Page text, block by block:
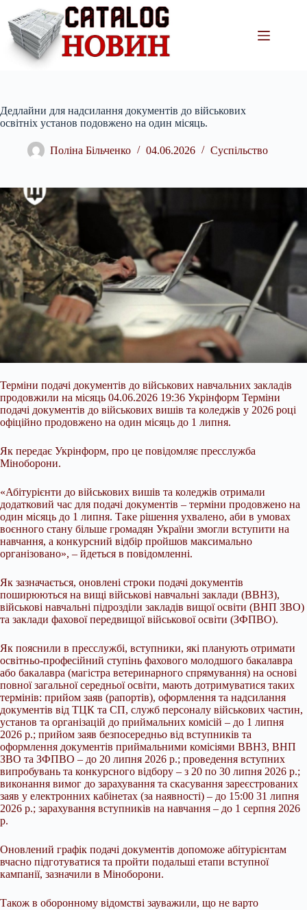
вмісту
Дедлайни для надсилання документів до військових
освітніх установ подовжено на один місяць.
Поліна Більченко 04.06.2026 Суспільство
Терміни подачі документів до військових навчальних закладів
продовжили на місяць 04.06.2026 19:36 Укрінформ Терміни
подачі документів до військових вишів та коледжів у 2026 році
офіційно продовжено на один місяць до 1 липня.
Як передає Укрінформ, про це повідомляє пресслужба
Міноборони.
«Абітурієнти до військових вишів та коледжів отримали
додатковий час для подачі документів – терміни продовжено на
один місяць до 1 липня. Таке рішення ухвалено, аби в умовах
воєнного стану більше громадян України змогли вступити на
навчання, а конкурсний відбір пройшов максимально
організовано», – йдеться в повідомленні.
Як зазначається, оновлені строки подачі документів
поширюються на вищі військові навчальні заклади (ВВНЗ),
військові навчальні підрозділи закладів вищої освіти (ВНП ЗВО)
та заклади фахової передвищої військової освіти (ЗФПВО).
Як пояснили в пресслужбі, вступники, які планують отримати
освітньо-професійний ступінь фахового молодшого бакалавра
або бакалавра (магістра ветеринарного спрямування) на основі
повної загальної середньої освіти, мають дотримуватися таких
термінів: прийом заяв (рапортів), оформлення та надсилання
документів від ТЦК та СП, служб персоналу військових частин,
установ та організацій до приймальних комісій – до 1 липня
2026 р.; прийом заяв безпосередньо від вступників та
оформлення документів приймальними комісіями ВВНЗ, ВНП
ЗВО та ЗФПВО – до 20 липня 2026 р.; проведення вступних
випробувань та конкурсного відбору – з 20 по 30 липня 2026 р.;
виконання вимог до зарахування та скасування зареєстрованих
заяв у електронних кабінетах (за наявності) – до 15:00 31 липня
2026 р.; зарахування вступників на навчання – до 1 серпня 2026
р.
Оновлений графік подачі документів допоможе абітурієнтам
вчасно підготуватися та пройти подальші етапи вступної
кампанії, зазначили в Міноборони.
Також в оборонному відомстві зауважили, що не варто